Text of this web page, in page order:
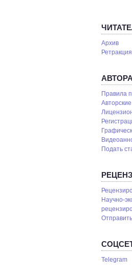
Архив
Ретракция
Правила
Подать
Научно-
Telegram